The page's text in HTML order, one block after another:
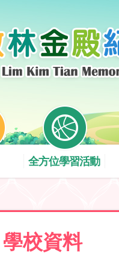
全方位學習活動
學校資料